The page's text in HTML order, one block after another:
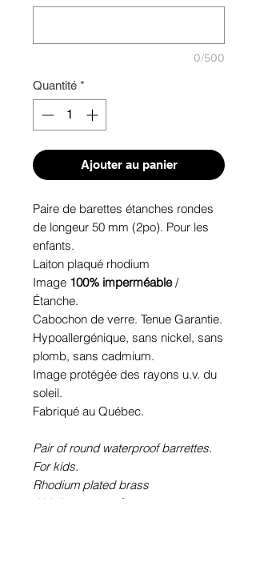
0/500
Quantité *
Ajouter au panier
Paire de barettes étanches rondes
de longeur 50 mm (2po). Pour les
enfants.
Laiton plaqué rhodium
Image 100% imperméable/
Étanche.
Cabochon de verre. Tenue Garantie.
Hypoallergénique, sans nickel, sans
plomb, sans cadmium.
Image protégée des rayons u.v. du
soleil.
Fabriqué au Québec.
Pair of round waterproof barrettes.
For kids.
Rhodium plated brass
100% waterproof